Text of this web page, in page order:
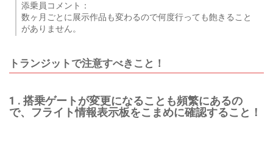
添乗員コメント：
数ヶ月ごとに展示作品も変わるので何度行っても飽きること
がありません。
トランジットで注意すべきこと！
1 . 搭乗ゲートが変更になることも頻繁にあるの
で、フライト情報表示板をこまめに確認すること！